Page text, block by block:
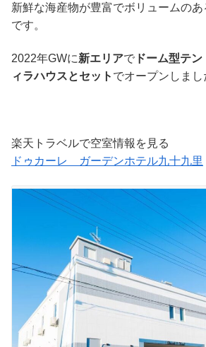
新鮮な海産物が豊富でボリュームの
です。
2022年GWに新エリアで ドーム型テン
ィラハウスとセット でオープンしまし
楽天トラベルで空室情報を見る
ドゥカーレ ガーデンホテル九十九里